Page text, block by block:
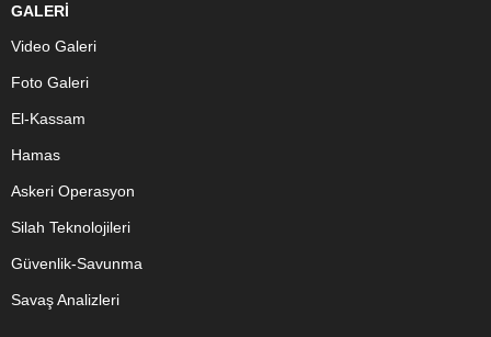
GALERİ
Video Galeri
Foto Galeri
El-Kassam
Hamas
Askeri Operasyon
Silah Teknolojileri
Güvenlik-Savunma
Savaş Analizleri